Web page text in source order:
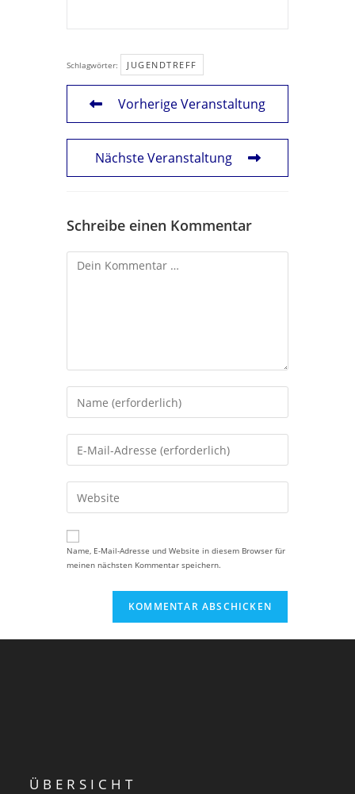
Schlagwörter: JUGENDTREFF
Vorherige Veranstaltung
Nächste Veranstaltung
Schreibe einen Kommentar
Name, E-Mail-Adresse und Website in diesem Browser für
meinen nächsten Kommentar speichern.
ÜBERSICHT